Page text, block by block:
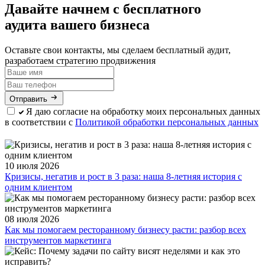
Давайте начнем с бесплатного
аудита вашего бизнеса
Оставьте свои контакты, мы сделаем бесплатный аудит,
разработаем стратегию продвижения
Отправить
Я даю согласие на обработку моих персональных данных
в соответствии с Политикой обработки персональных данных
10 июля 2026
Кризисы, негатив и рост в 3 раза: наша 8-летняя история с
одним клиентом
08 июля 2026
Как мы помогаем ресторанному бизнесу расти: разбор всех
инструментов маркетинга